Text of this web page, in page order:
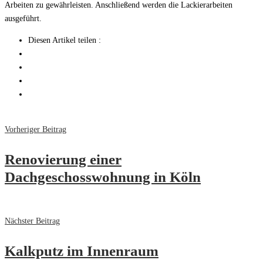
Arbeiten zu gewährleisten. Anschließend werden die Lackierarbeiten
ausgeführt.
Diesen Artikel teilen :
Vorheriger Beitrag
Renovierung einer
Dachgeschosswohnung in Köln
Nächster Beitrag
Kalkputz im Innenraum